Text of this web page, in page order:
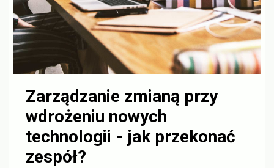
Zarządzanie zmianą przy
wdrożeniu nowych
technologii - jak przekonać
zespół?